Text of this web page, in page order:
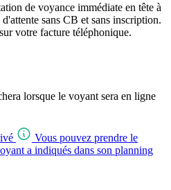
de voyance immédiate en tête à
sans CB et sans inscription.
votre facture téléphonique.
lorsque le voyant sera en ligne
Vous pouvez prendre le
a indiqués dans son planning